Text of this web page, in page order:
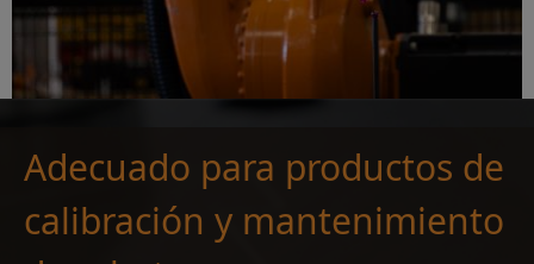
Adecuado para productos de
calibración y mantenimiento